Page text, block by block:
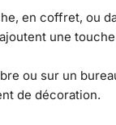
en coffret, ou
une
ou sur un
de décoration.